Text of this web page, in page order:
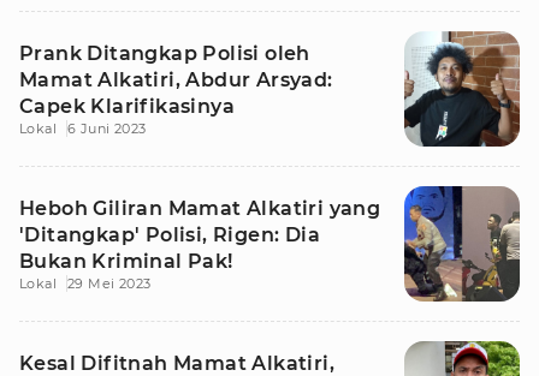
Prank Ditangkap Polisi oleh
Mamat Alkatiri, Abdur Arsyad:
Capek Klarifikasinya
Lokal 6 Juni 2023
Heboh Giliran Mamat Alkatiri yang
'Ditangkap' Polisi, Rigen: Dia
Bukan Kriminal Pak!
Lokal 29 Mei 2023
Kesal Difitnah Mamat Alkatiri,